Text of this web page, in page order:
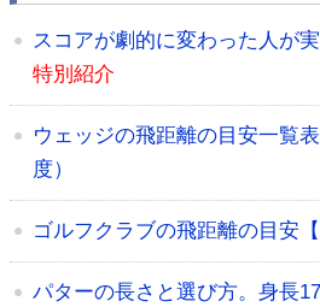
スコアが劇的に変わった人が
特別紹介
ウェッジの飛距離の目安一覧
度）
ゴルフクラブの飛距離の目安【
パターの長さと選び方。身長